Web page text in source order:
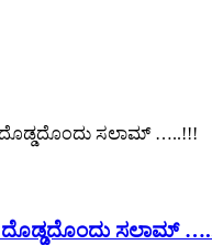
ಸಲಾಮ್ …..!!!
ದೊಡ್ಡದೊಂದು ಸಲಾಮ್